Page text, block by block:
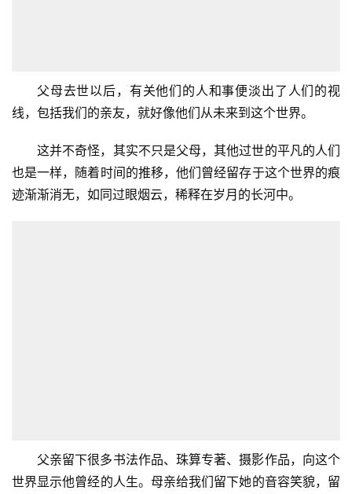
父母去世以后，有关他们的人和事便淡出了人们的视
线，包括我们的亲友，就好像他们从未来到这个世界。
这并不奇怪，其实不只是父母，其他过世的平凡的人们
也是一样，随着时间的推移，他们曾经留存于这个世界的痕
迹渐渐消无，如同过眼烟云，稀释在岁月的长河中。
父亲留下很多书法作品、珠算专著、摄影作品，向这个
世界显示他曾经的人生。母亲给我们留下她的音容笑貌，留